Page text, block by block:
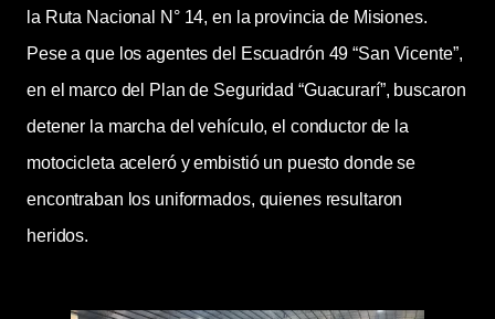
la Ruta Nacional N° 14, en la provincia de Misiones.
Pese a que los agentes del Escuadrón 49 “San Vicente”,
en el marco del Plan de Seguridad “Guacurarí”, buscaron
detener la marcha del vehículo, el conductor de la
motocicleta aceleró y embistió un puesto donde se
encontraban los uniformados, quienes resultaron
heridos.